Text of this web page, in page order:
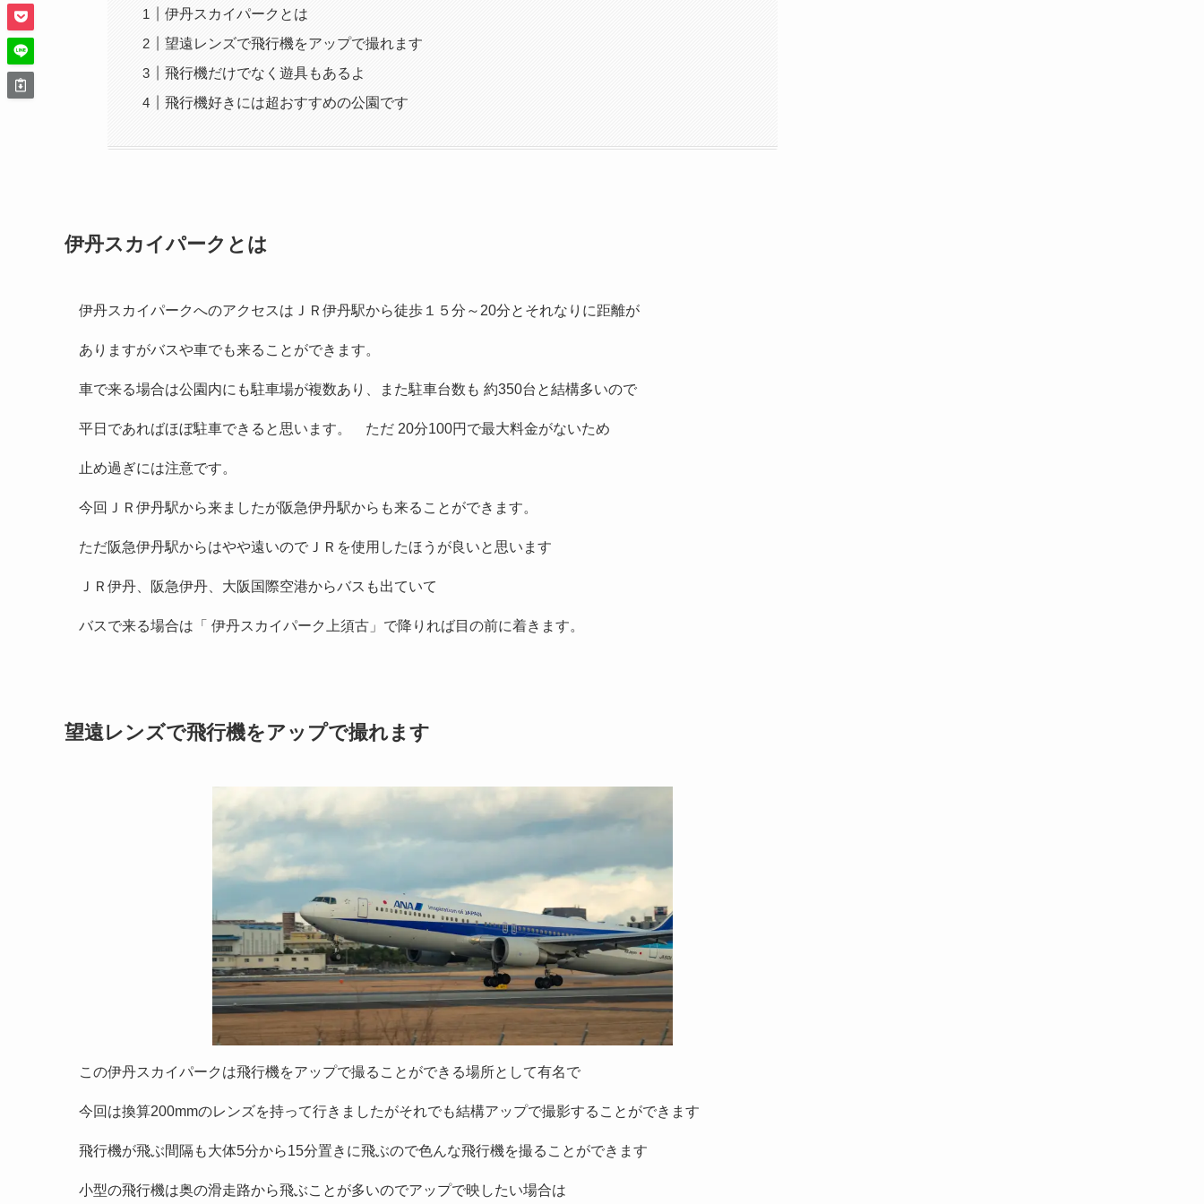
伊丹スカイパークとは
望遠レンズで飛行機をアップで撮れます
飛行機だけでなく遊具もあるよ
飛行機好きには超おすすめの公園です
伊丹スカイパークとは
伊丹スカイパークへのアクセスはＪＲ伊丹駅から徒歩１５分～20分とそれなりに距離が
ありますがバスや車でも来ることができます。
車で来る場合は公園内にも駐車場が複数あり、また駐車台数も 約350台と結構多いので
平日であればほぼ駐車できると思います。 ただ 20分100円で最大料金がないため
止め過ぎには注意です。
今回ＪＲ伊丹駅から来ましたが阪急伊丹駅からも来ることができます。
ただ阪急伊丹駅からはやや遠いのでＪＲを使用したほうが良いと思います
ＪＲ伊丹、阪急伊丹、大阪国際空港からバスも出ていて
バスで来る場合は「 伊丹スカイパーク上須古」で降りれば目の前に着きます。
望遠レンズで飛行機をアップで撮れます
この伊丹スカイパークは飛行機をアップで撮ることができる場所として有名で
今回は換算200mmのレンズを持って行きましたがそれでも結構アップで撮影することができます
飛行機が飛ぶ間隔も大体5分から15分置きに飛ぶので色んな飛行機を撮ることができます
小型の飛行機は奥の滑走路から飛ぶことが多いのでアップで映したい場合は